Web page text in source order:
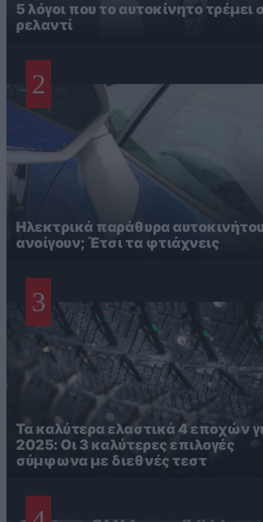
5 λόγοι που το αυτοκίνητο τρέμει
ρελαντί
2
Ηλεκτρικά παράθυρα
ανοίγουν; Έτσι τα φτιάχνεις
3
Τα καλύτερα ελαστικά 4 εποχών
2025: Οι 3 καλύτερες επιλογές
σύμφωνα με διεθνές τεστ